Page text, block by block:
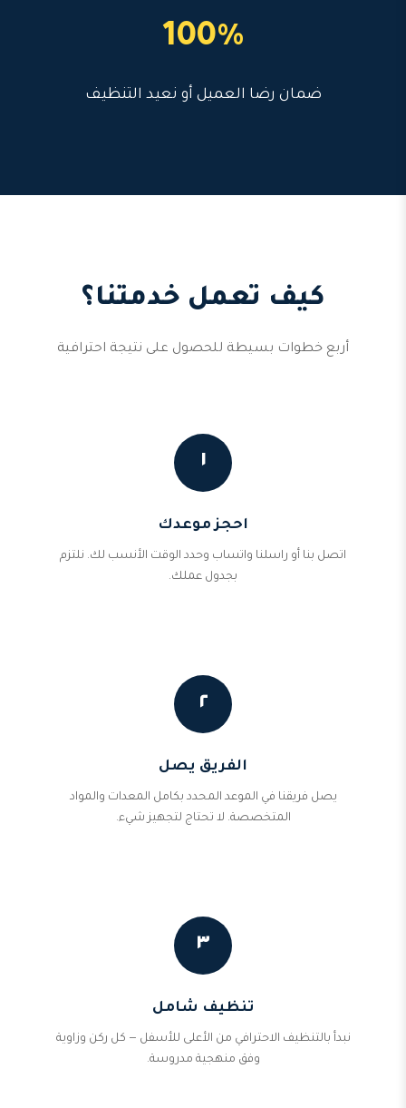
100%
ضمان رضا العميل أو نعيد التنظيف
كيف تعمل خدمتنا؟
أربع خطوات بسيطة للحصول على نتيجة احترافية
١
احجز موعدك
اتصل بنا أو راسلنا واتساب وحدد الوقت الأنسب لك. نلتزم
بجدول عملك.
٢
الفريق يصل
يصل فريقنا في الموعد المحدد بكامل المعدات والمواد
المتخصصة. لا تحتاج لتجهيز شيء.
٣
تنظيف شامل
نبدأ بالتنظيف الاحترافي من الأعلى للأسفل — كل ركن وزاوية
وفق منهجية مدروسة.